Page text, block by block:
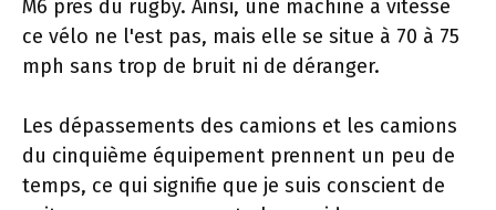
M6 près du rugby. Ainsi, une machine à vitesse
ce vélo ne l'est pas, mais elle se situe à 70 à 75
mph sans trop de bruit ni de déranger.
Les dépassements des camions et les camions
du cinquième équipement prennent un peu de
temps, ce qui signifie que je suis conscient de